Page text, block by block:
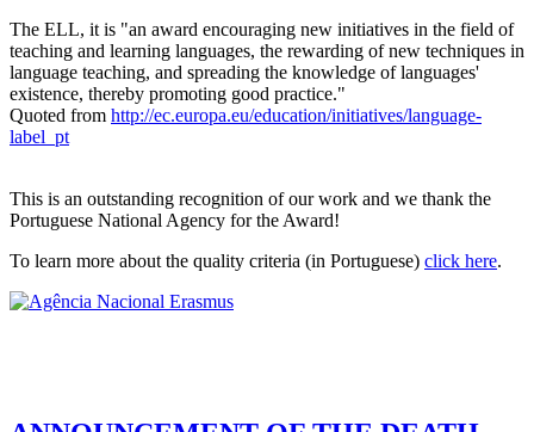
The ELL, it is "an award encouraging new initiatives in the field of
teaching and learning languages, the rewarding of new techniques in
language teaching, and spreading the knowledge of languages'
existence, thereby promoting good practice."
Quoted from http://ec.europa.eu/education/initiatives/language-
label_pt
This is an outstanding recognition of our work and we thank the
Portuguese National Agency for the Award!
To learn more about the quality criteria (in Portuguese) click here.